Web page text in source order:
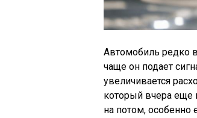
Автомобиль редко
чаще он подает
увеличивается
который вчера еще
на потом, особенно